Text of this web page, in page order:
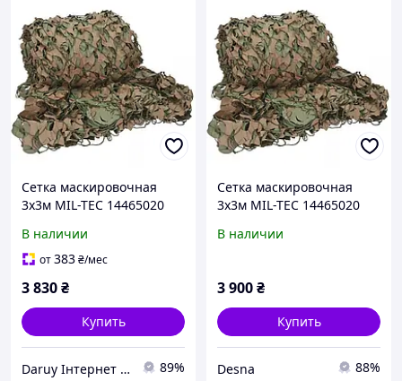
Сетка маскировочная
3х3м MIL-TEC 14465020
В наличии
от383₴/мес
3 830₴
Купить
Daruy Інтернет Магазин "Туристичне спорядження" 89%
Сетка маскировочная
3х3м MIL-TEC 14465020
В наличии
3 900₴
Купить
Desna 88%